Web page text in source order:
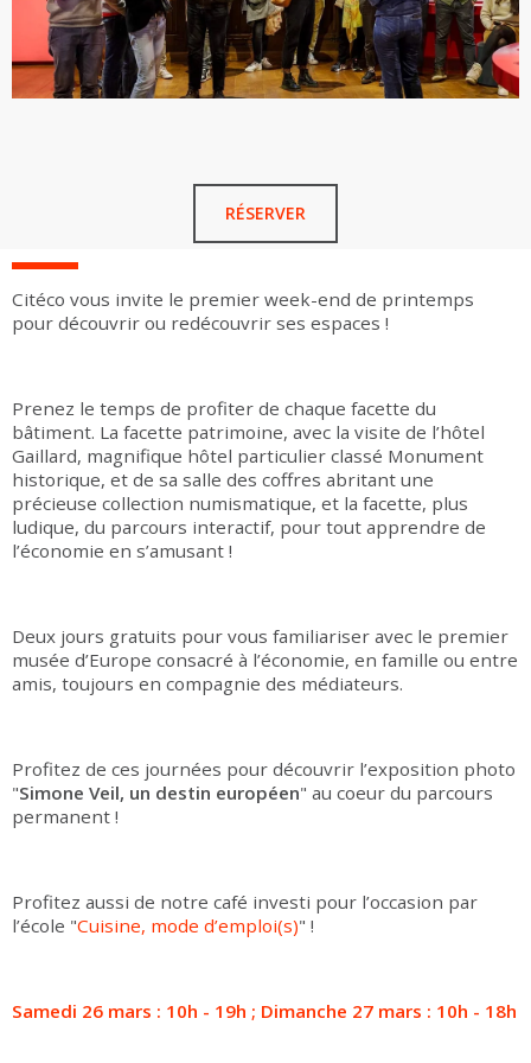
RÉSERVER
Citéco vous invite le premier week-end de printemps
pour découvrir ou redécouvrir ses espaces !
Prenez le temps de profiter de chaque facette du
bâtiment. La facette patrimoine, avec la visite de l’hôtel
Gaillard, magnifique hôtel particulier classé Monument
historique, et de sa salle des coffres abritant une
précieuse collection numismatique, et la facette, plus
ludique, du parcours interactif, pour tout apprendre de
l’économie en s’amusant !
Deux jours gratuits pour vous familiariser avec le premier
musée d’Europe consacré à l’économie, en famille ou entre
amis, toujours en compagnie des médiateurs.
Profitez de ces journées pour découvrir l’exposition photo
"Simone Veil, un destin européen" au coeur du parcours
permanent !
Profitez aussi de notre café investi pour l’occasion par
l’école "Cuisine, mode d’emploi(s)" !
Samedi 26 mars : 10h - 19h ; Dimanche 27 mars : 10h - 18h